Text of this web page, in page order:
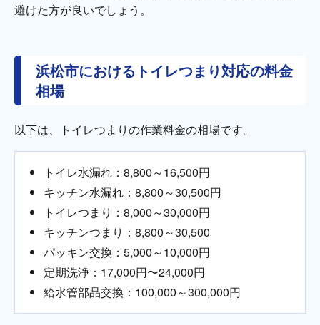
避けた方が良いでしょう。
浜松市におけるトイレつまり対応の料金
相場
以下は、トイレつまりの作業料金の相場です。
トイレ水漏れ：8,800～16,500円
キッチン水漏れ：8,800～30,500円
トイレつまり：8,000～30,000円
キッチンつまり：8,800～30,500
パッキン交換：5,000～10,000円
定期洗浄：17,000円〜24,000円
給水管部品交換：100,000～300,000円